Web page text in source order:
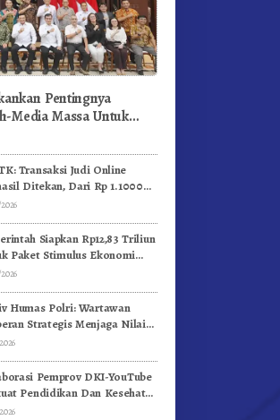
Pentingnya
Media Massa Untuk
Transaksi Judi Online
Ditekan, Dari Rp 1.1000
Menjadi Rp 268 Triliun
Siapkan Rp12,83 Triliun
Paket Stimulus Ekonomi
I-2026
Humas Polri: Wartawan
Strategis Menjaga Nilai
Demokrasi, dan NKRI
Pemprov DKI-YouTube
Pendidikan Dan Kesehatan